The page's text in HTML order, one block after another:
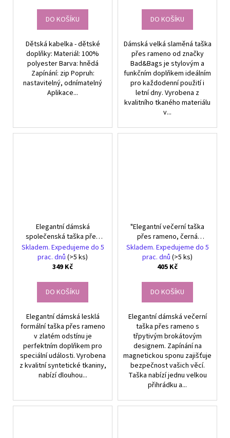
DO KOŠÍKU
Dětská kabelka - dětské
doplňky: Materiál: 100%
polyester Barva: hnědá
Zapínání: zip Popruh:
nastavitelný, odnímatelný
Aplikace...
DO KOŠÍKU
Dámská velká slaměná taška
přes rameno od značky
Bad&Bags je stylovým a
funkčním doplňkem ideálním
pro každodenní použití i
letní dny. Vyrobena z
kvalitního tkaného materiálu
v...
Elegantní dámská
společenská taška přes
rameno, zlatá, syntetický
materiál, 24x14x5 cm
Skladem. Expedujeme do 5
prac. dnů (>5 ks)
349 Kč
DO KOŠÍKU
Elegantní dámská lesklá
formální taška přes rameno
v zlatém odstínu je
perfektním doplňkem pro
speciální události. Vyrobena
z kvalitní syntetické tkaniny,
nabízí dlouhou...
"Elegantní večerní taška
přes rameno, černá
brokátová s třpytkami,
syntetika, 24x14 cm"
Skladem. Expedujeme do 5
prac. dnů (>5 ks)
405 Kč
DO KOŠÍKU
Elegantní dámská večerní
taška přes rameno s
třpytivým brokátovým
designem. Zapínání na
magnetickou sponu zajišťuje
bezpečnost vašich věcí.
Taška nabízí jednu velkou
přihrádku a...